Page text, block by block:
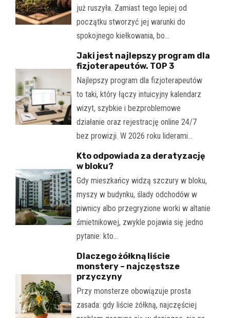
już ruszyła. Zamiast tego lepiej od
początku stworzyć jej warunki do
spokojnego kiełkowania, bo…
Jaki jest najlepszy program dla
fizjoterapeutów. TOP 3
Najlepszy program dla fizjoterapeutów
to taki, który łączy intuicyjny kalendarz
wizyt, szybkie i bezproblemowe
działanie oraz rejestrację online 24/7
bez prowizji. W 2026 roku liderami…
Kto odpowiada za deratyzację
w bloku?
Gdy mieszkańcy widzą szczury w bloku,
myszy w budynku, ślady odchodów w
piwnicy albo przegryzione worki w altanie
śmietnikowej, zwykle pojawia się jedno
pytanie: kto…
Dlaczego żółkną liście
monstery – najczęstsze
przyczyny
Przy monsterze obowiązuje prosta
zasada: gdy liście żółkną, najczęściej